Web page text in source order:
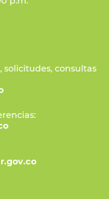
solicitudes, consultas